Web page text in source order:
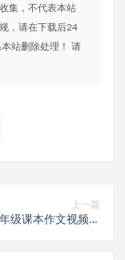
集，不代表本站
，请在下载后24
站删除处理！ 请
上一篇
级课本作文视频讲